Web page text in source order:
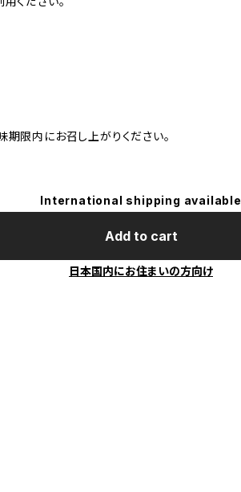
限内にお召し上がりください。
International shipping available
Add to cart
日本国内にお住まいの方向け